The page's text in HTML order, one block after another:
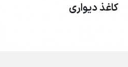
کاغذ دیواری